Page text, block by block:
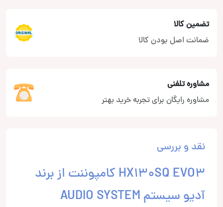
تضمین کالا
ضمانت اصل بودن کالا
مشاوره تلفنی
مشاوره رایگان برای تجربه خرید بهتر
نقد و بررسی
HX130SQ EVO3 کامپوننت از برند
آدیو سیستم AUDIO SYSTEM